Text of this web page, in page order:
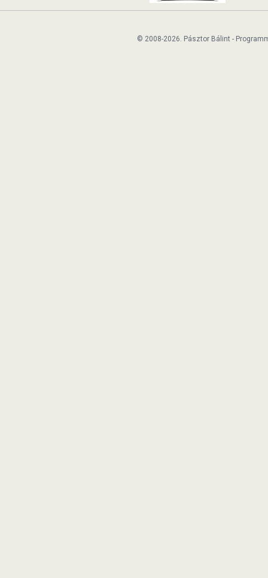
© 2008-2026. Pásztor Bálint -